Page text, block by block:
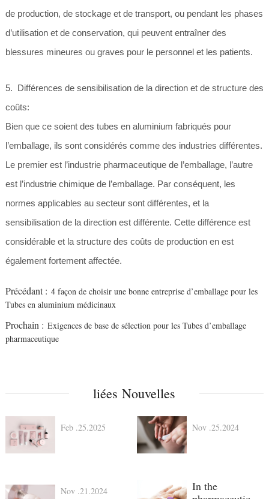
de production, de stockage et de transport, ou pendant les phases
d’utilisation et de conservation, qui peuvent entraîner des
blessures mineures ou graves pour le personnel et les patients.
5. Différences de sensibilisation de la direction et de structure des
coûts:
Bien que ce soient des tubes en aluminium fabriqués pour
l’emballage, ils sont considérés comme des industries différentes.
Le premier est l’industrie pharmaceutique de l’emballage, l’autre
est l’industrie chimique de l’emballage. Par conséquent, les
normes applicables au secteur sont différentes, et la
sensibilisation de la direction est différente. Cette différence est
considérable et la structure des coûts de production en est
également fortement affectée.
Précédant : 4 façon de choisir une bonne entreprise d’emballage pour les
Tubes en aluminium médicinaux
Prochain : Exigences de base de sélection pour les Tubes d’emballage
pharmaceutique
liées Nouvelles
Feb .25.2025 Nov .25.2024
Nov .21.2024
In the